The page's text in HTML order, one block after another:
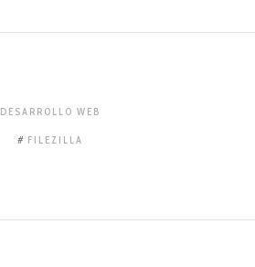
DESARROLLO WEB
FILEZILLA